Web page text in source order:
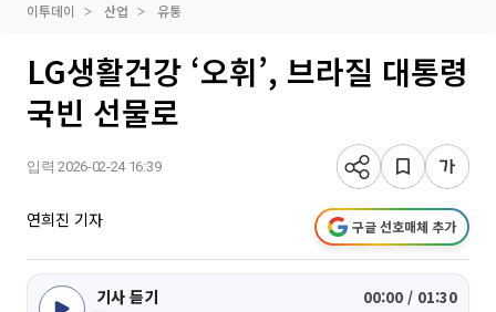
이투데이 산업 유통
LG생활건강 ‘오휘’, 브라질 대통령
국빈 선물로
입력 2026-02-24 16:39
연희진 기자 구글 선호매체 추가
기사 듣기 00:00 / 01:30